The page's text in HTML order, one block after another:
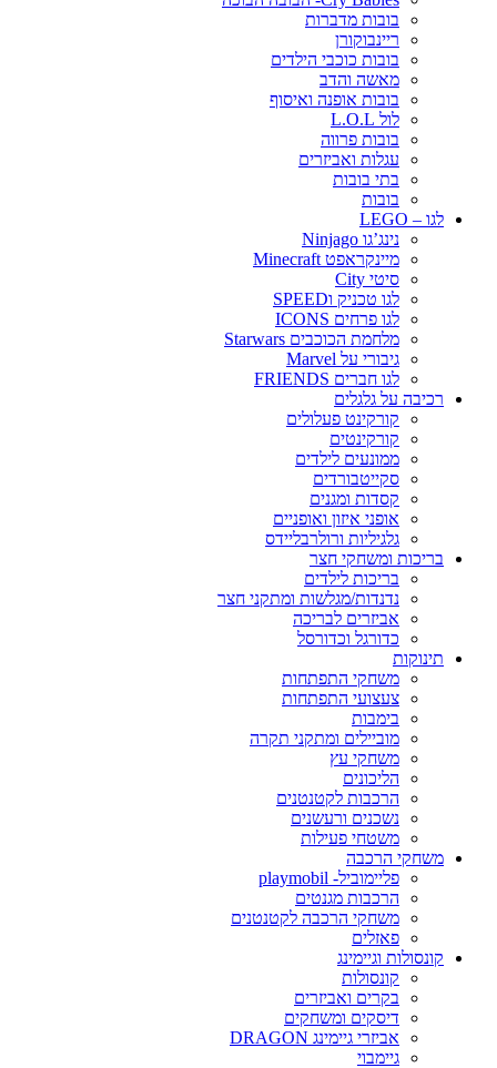
בובות מדברות
ריינבוקורן
בובות כוכבי הילדים
מאשה והדב
בובות אופנה ואיסוף
לול L.O.L
בובות פרווה
עגלות ואביזרים
בתי בובות
בובות
לגו – LEGO
נינג’גו Ninjago
מיינקראפט Minecraft
סיטי City
לגו טכניק וSPEED
לגו פרחים ICONS
מלחמת הכוכבים Starwars
גיבורי על Marvel
לגו חברים FRIENDS
רכיבה על גלגלים
קורקינט פעלולים
קורקינטים
ממונעים לילדים
סקייטבורדים
קסדות ומגנים
אופני איזון ואופניים
גלגיליות ורולרבליידס
בריכות ומשחקי חצר
בריכות לילדים
נדנדות/מגלשות ומתקני חצר
אביזרים לבריכה
כדורגל וכדורסל
תינוקות
משחקי התפתחות
צעצועי התפתחות
בימבות
מוביילים ומתקני תקרה
משחקי עץ
הליכונים
הרכבות לקטנטנים
נשכנים ורעשנים
משטחי פעילות
משחקי הרכבה
פליימוביל- playmobil
הרכבות מגנטים
משחקי הרכבה לקטנטנים
פאזלים
קונסולות וגיימינג
קונסולות
בקרים ואביזרים
דיסקים ומשחקים
אביזרי גיימינג DRAGON
גיימבוי